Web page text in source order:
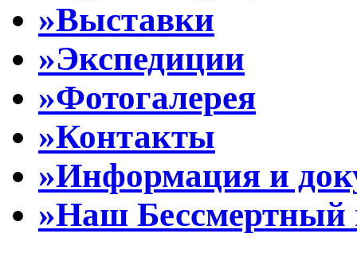
»Выставки
»Экспедиции
»Фотогалерея
»Контакты
»Информация и
»Наш Бессмертный